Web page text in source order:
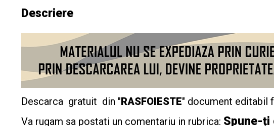
Descriere
Descarca gratuit din "RASFOIESTE" document editabil
Va rugam sa postati un comentariu in rubrica: Spune-ți